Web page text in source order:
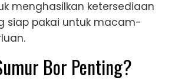
menghasilkan ketersediaan
siap pakai untuk macam-
Bor Penting?